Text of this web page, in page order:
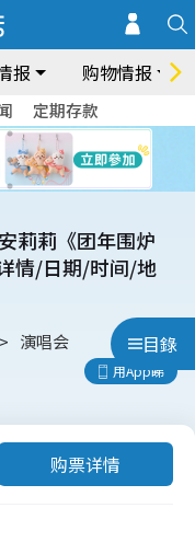
报 购物情报
定期存款
目錄
莉莉《团年围炉
情/日期/时间/地
演唱会
用App睇
购票详情